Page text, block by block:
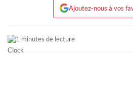
Ajoutez-nous à vos
1 minutes de lecture